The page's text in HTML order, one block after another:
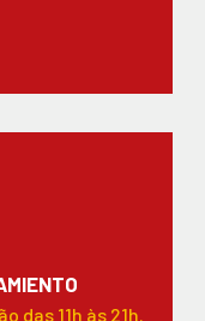
das 11h às 21h.